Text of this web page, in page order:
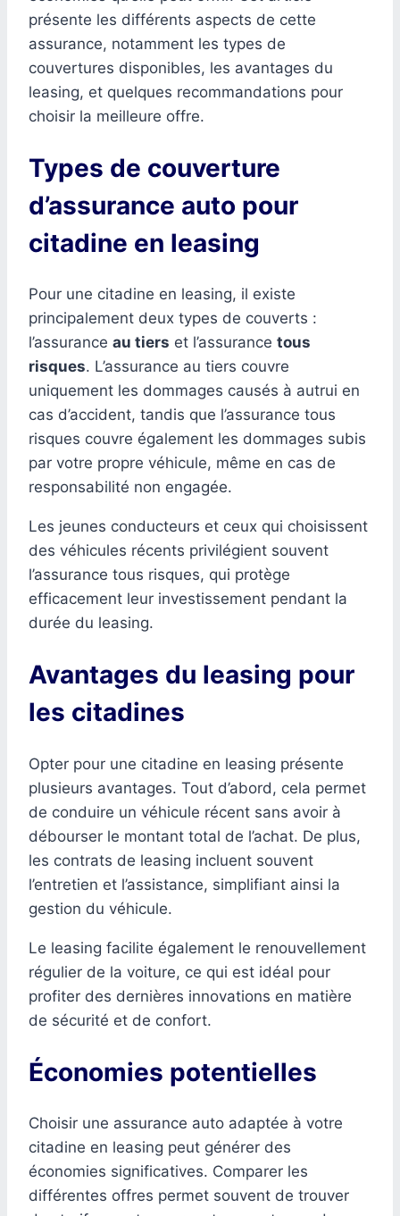
présente les différents aspects de cette
assurance, notamment les types de
couvertures disponibles, les avantages du
leasing, et quelques recommandations pour
choisir la meilleure offre.
Types de couverture
d’assurance auto pour
citadine en leasing
Pour une citadine en leasing, il existe
principalement deux types de couverts :
l’assurance au tiers et l’assurance tous
risques. L’assurance au tiers couvre
uniquement les dommages causés à autrui en
cas d’accident, tandis que l’assurance tous
risques couvre également les dommages subis
par votre propre véhicule, même en cas de
responsabilité non engagée.
Les jeunes conducteurs et ceux qui choisissent
des véhicules récents privilégient souvent
l’assurance tous risques, qui protège
efficacement leur investissement pendant la
durée du leasing.
Avantages du leasing pour
les citadines
Opter pour une citadine en leasing présente
plusieurs avantages. Tout d’abord, cela permet
de conduire un véhicule récent sans avoir à
débourser le montant total de l’achat. De plus,
les contrats de leasing incluent souvent
l’entretien et l’assistance, simplifiant ainsi la
gestion du véhicule.
Le leasing facilite également le renouvellement
régulier de la voiture, ce qui est idéal pour
profiter des dernières innovations en matière
de sécurité et de confort.
Économies potentielles
Choisir une assurance auto adaptée à votre
citadine en leasing peut générer des
économies significatives. Comparer les
différentes offres permet souvent de trouver